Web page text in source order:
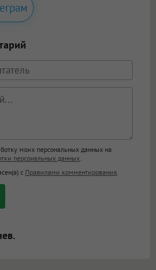
<i>, <em>, <s>, <big>,
<pre>, <ul>, <ol>, <li>,
экранирует HTML,
становятся
img] будет
моих персональных данных на
персональных данных
с Правилами комментирования